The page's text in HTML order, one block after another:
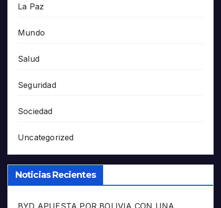
La Paz
Mundo
Salud
Seguridad
Sociedad
Uncategorized
Noticias Recientes